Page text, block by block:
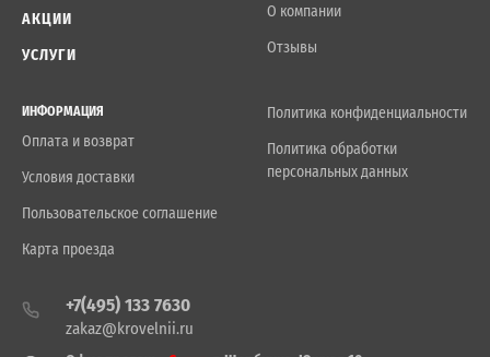
АКЦИИ
УСЛУГИ
О компании
Отзывы
ИНФОРМАЦИЯ
Оплата и возврат
Условия доставки
Пользовательское соглашение
Карта проезда
Политика конфиденциальности
Политика обработки
персональных данных
+7(495) 133 7630
zakaz@krovelnii.ru